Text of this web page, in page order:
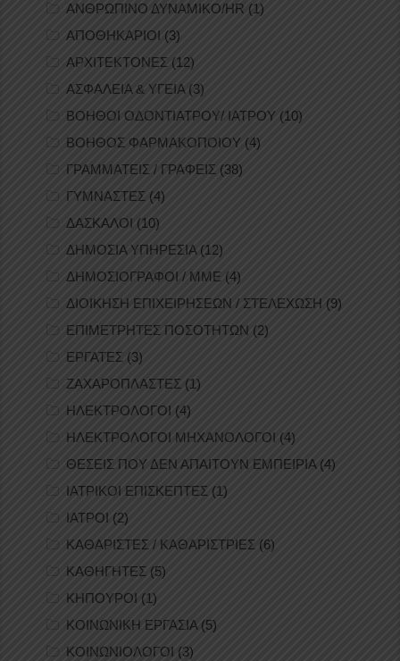
ΑΝΘΡΩΠΙΝΟ ΔΥΝΑΜΙΚΟ/HR (1)
ΑΠΟΘΗΚΑΡΙΟΙ (3)
ΑΡΧΙΤΕΚΤΟΝΕΣ (12)
ΑΣΦΑΛΕΙΑ & ΥΓΕΙΑ (3)
ΒΟΗΘΟΙ ΟΔΟΝΤΙΑΤΡΟΥ/ ΙΑΤΡΟΥ (10)
ΒΟΗΘΟΣ ΦΑΡΜΑΚΟΠΟΙΟΥ (4)
ΓΡΑΜΜΑΤΕΙΣ / ΓΡΑΦΕΙΣ (38)
ΓΥΜΝΑΣΤΕΣ (4)
ΔΑΣΚΑΛΟΙ (10)
ΔΗΜΟΣΙΑ ΥΠΗΡΕΣΙΑ(12)
ΔΗΜΟΣΙΟΓΡΑΦΟΙ / ΜΜΕ (4)
ΔΙΟΙΚΗΣΗ ΕΠΙΧΕΙΡΗΣΕΩΝ / ΣΤΕΛΕΧΩΣΗ (9)
ΕΠΙΜΕΤΡΗΤΕΣ ΠΟΣΟΤΗΤΩΝ (2)
ΕΡΓΑΤΕΣ (3)
ΖΑΧΑΡΟΠΛΑΣΤΕΣ (1)
ΗΛΕΚΤΡΟΛΟΓΟΙ (4)
ΗΛΕΚΤΡΟΛΟΓΟΙ ΜΗΧΑΝΟΛΟΓΟΙ (4)
ΘΕΣΕΙΣ ΠΟΥ ΔΕΝ ΑΠΑΙΤΟΥΝ ΕΜΠΕΙΡΙΑ(4)
ΙΑΤΡΙΚΟΙ ΕΠΙΣΚΕΠΤΕΣ (1)
ΙΑΤΡΟΙ (2)
ΚΑΘΑΡΙΣΤΕΣ / ΚΑΘΑΡΙΣΤΡΙΕΣ (6)
ΚΑΘΗΓΗΤΕΣ (5)
ΚΗΠΟΥΡΟΙ (1)
ΚΟΙΝΩΝΙΚΗ ΕΡΓΑΣΙΑ(5)
ΚΟΙΝΩΝΙΟΛΟΓΟΙ (3)